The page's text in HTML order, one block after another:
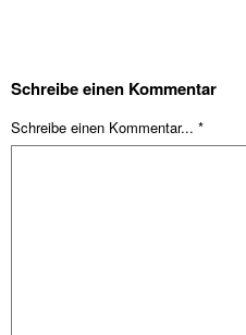
Schreibe einen Kommentar
Schreibe einen Kommentar... *